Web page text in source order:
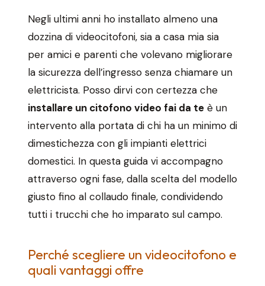
Negli ultimi anni ho installato almeno una
dozzina di videocitofoni, sia a casa mia sia
per amici e parenti che volevano migliorare
la sicurezza dell’ingresso senza chiamare un
elettricista. Posso dirvi con certezza che
installare un citofono video fai da te è un
intervento alla portata di chi ha un minimo di
dimestichezza con gli impianti elettrici
domestici. In questa guida vi accompagno
attraverso ogni fase, dalla scelta del modello
giusto fino al collaudo finale, condividendo
tutti i trucchi che ho imparato sul campo.
Perché scegliere un videocitofono e
quali vantaggi offre